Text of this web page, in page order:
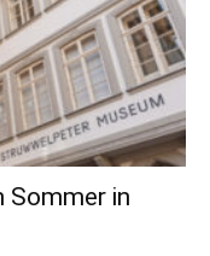
Sommer in